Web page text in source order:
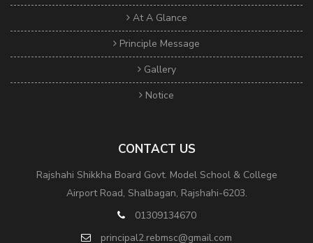
At A Glance
Principle Message
Gallery
Notice
CONTACT US
Rajshahi Shikkha Board Govt. Model School & College
Airport Road, Shalbagan, Rajshahi-6203.
01309134670
principal2.rebmsc@gmail.com